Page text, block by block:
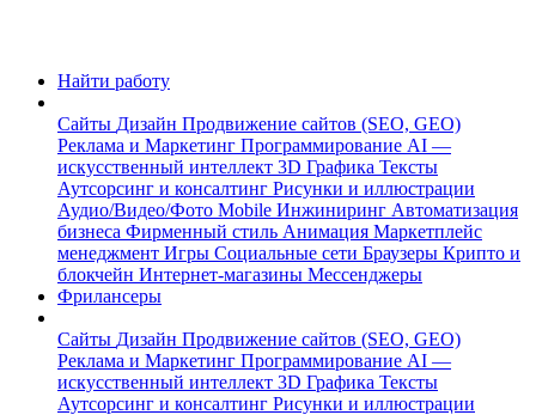
Найти работу
Сайты Дизайн Продвижение сайтов (SEO, GEO)
Реклама и Маркетинг Программирование AI —
искусственный интеллект 3D Графика Тексты
Аутсорсинг и консалтинг Рисунки и иллюстрации
Аудио/Видео/Фото Mobile Инжиниринг Автоматизация
бизнеса Фирменный стиль Анимация Маркетплейс
менеджмент Игры Социальные сети Браузеры Крипто и
блокчейн Интернет-магазины Мессенджеры
Фрилансеры
Сайты Дизайн Продвижение сайтов (SEO, GEO)
Реклама и Маркетинг Программирование AI —
искусственный интеллект 3D Графика Тексты
Аутсорсинг и консалтинг Рисунки и иллюстрации